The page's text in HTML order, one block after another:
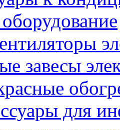
завесы
для